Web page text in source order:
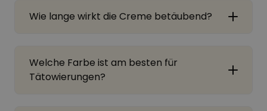
Wie lange wirkt die Creme betäubend?
Welche Farbe ist am besten für
Tätowierungen?